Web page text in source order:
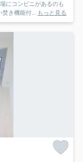
にコンビニがあるのも
焚き機能付... もっと見る